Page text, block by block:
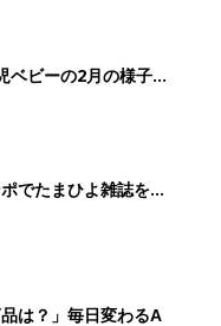
ベビーの2月の様子＆
でたまひよ雑誌を買
【期間限定】
品は？」毎日変わるA